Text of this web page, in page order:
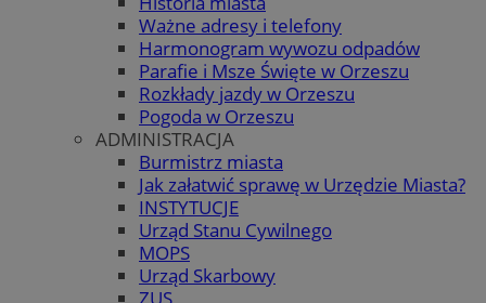
Ważne adresy i telefony
Harmonogram wywozu odpadów
Parafie i Msze Święte w Orzeszu
Rozkłady jazdy w Orzeszu
Pogoda w Orzeszu
ADMINISTRACJA
Burmistrz miasta
Jak załatwić sprawę w Urzędzie Miasta?
INSTYTUCJE
Urząd Stanu Cywilnego
MOPS
Urząd Skarbowy